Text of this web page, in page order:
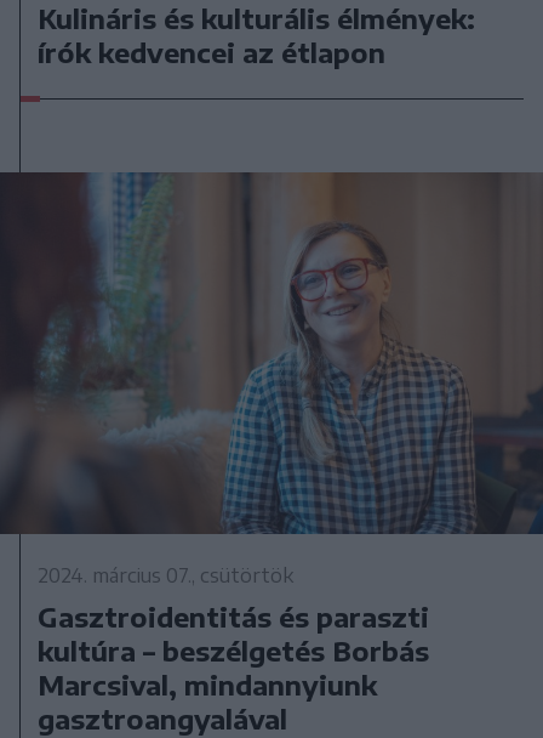
Kulináris és kulturális élmények:
írók kedvencei az étlapon
2024. március 07., csütörtök
Gasztroidentitás és paraszti
kultúra – beszélgetés Borbás
Marcsival, mindannyiunk
gasztroangyalával